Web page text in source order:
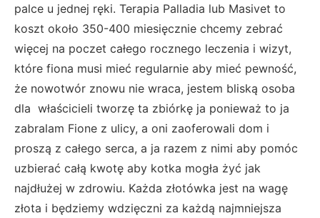
palce u jednej ręki. Terapia Palladia lub Masivet to
koszt około 350-400 miesięcznie chcemy zebrać
więcej na poczet całego rocznego leczenia i wizyt,
które fiona musi mieć regularnie aby mieć pewność,
że nowotwór znowu nie wraca, jestem bliską osoba
dla właścicieli tworzę ta zbiórkę ja ponieważ to ja
zabralam Fione z ulicy, a oni zaoferowali dom i
proszą z całego serca, a ja razem z nimi aby pomóc
uzbierać całą kwotę aby kotka mogła żyć jak
najdłużej w zdrowiu. Każda złotówka jest na wagę
złota i będziemy wdzięczni za każdą najmniejsza